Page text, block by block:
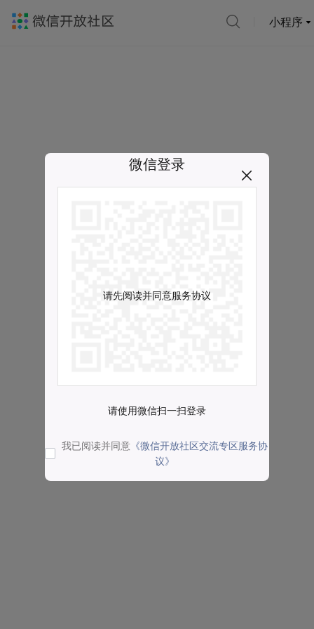
小程序
微信登录
请先阅读并同意服务协议
请使用微信扫一扫登录
我已阅读并同意 《微信开放社区交流专区服务协
议》